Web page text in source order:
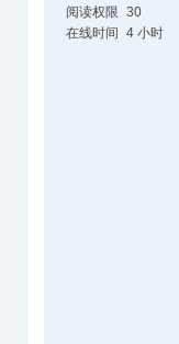
阅读权限 30
在线时间 4 小时